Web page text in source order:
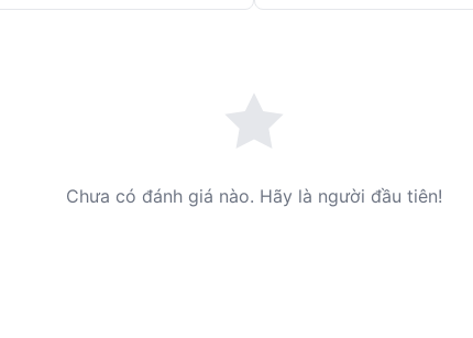
Chưa có đánh giá nào. Hãy là người đầu tiên!